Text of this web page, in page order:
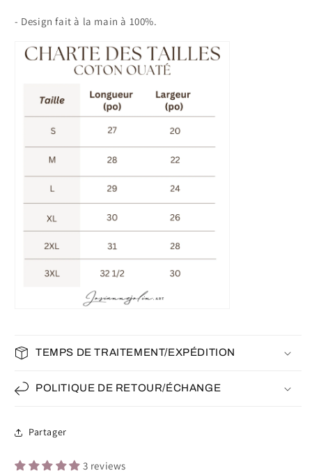
- Design fait à la main à 100%.
TEMPS DE TRAITEMENT/EXPÉDITION
POLITIQUE DE RETOUR/ÉCHANGE
Partager
3 reviews